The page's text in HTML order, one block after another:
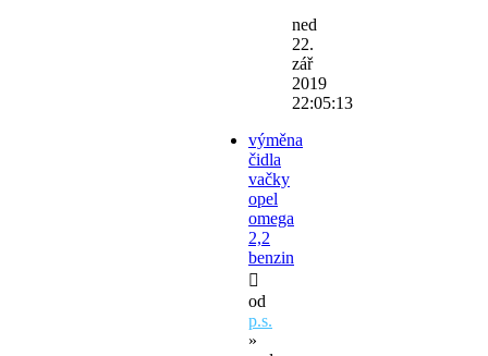
ned
22.
zář
2019
22:05:13
výměna
čidla
vačky
opel
omega
2,2
benzin
od
p.s.
»